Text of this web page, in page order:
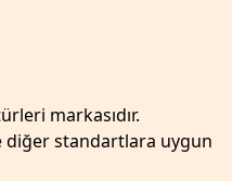
markasıdır.
diğer standartlara uygun